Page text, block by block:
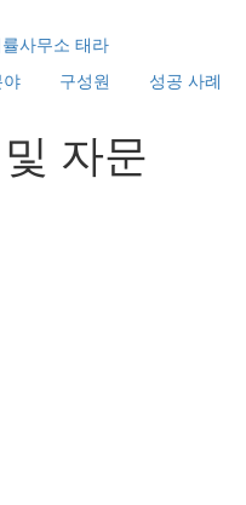
구성원 성공 사례
자문